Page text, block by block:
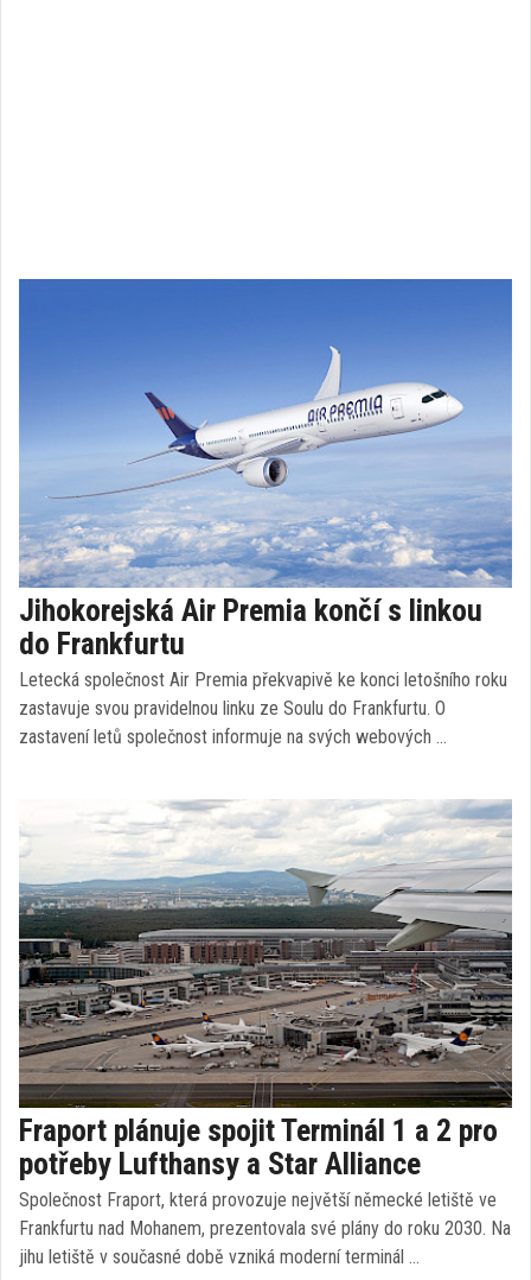
Jihokorejská Air Premia končí s linkou
do Frankfurtu
Letecká společnost Air Premia překvapivě ke konci letošního roku
zastavuje svou pravidelnou linku ze Soulu do Frankfurtu. O
zastavení letů společnost informuje na svých webových …
Fraport plánuje spojit Terminál 1 a 2 pro
potřeby Lufthansy a Star Alliance
Společnost Fraport, která provozuje největší německé letiště ve
Frankfurtu nad Mohanem, prezentovala své plány do roku 2030. Na
jihu letiště v současné době vzniká moderní terminál …